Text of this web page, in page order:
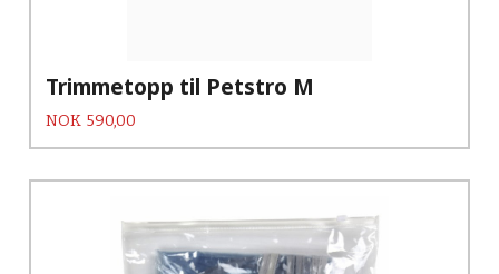
Trimmetopp til Petstro M
Pris
NOK 590,00